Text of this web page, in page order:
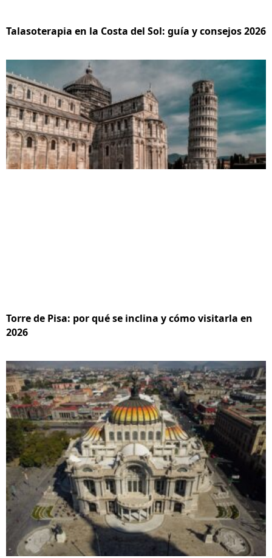
Talasoterapia en la Costa del Sol: guía y consejos 2026
Torre de Pisa: por qué se inclina y cómo visitarla en
2026